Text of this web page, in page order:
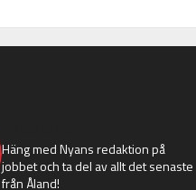
Häng med Nyans redaktion på
jobbet och ta del av allt det senaste
från Åland!